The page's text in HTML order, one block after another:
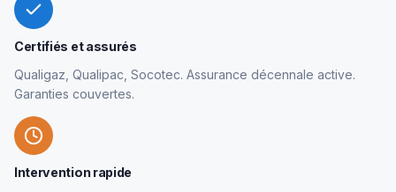
Certifiés et assurés
Qualigaz, Qualipac, Socotec. Assurance décennale active.
Garanties couvertes.
Intervention rapide